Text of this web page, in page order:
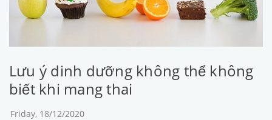
Lưu ý dinh dưỡng không thể không
biết khi mang thai
Friday, 18/12/2020